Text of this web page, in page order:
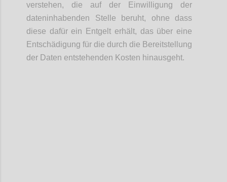
verstehen, die auf der Einwilligung der
dateninhabenden Stelle beruht, ohne dass
diese dafür ein Entgelt erhält, das über eine
Entschädigung für die durch die Bereitstellung
der Daten entstehenden Kosten hinausgeht.